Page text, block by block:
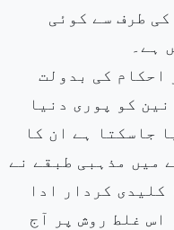
طرف سے کوئی
ہے۔
احکام کی بدولت
کو پوری دنیا
جاسکتا ہے ان کا
میں مذہبی طبقے نے
کلیدی کردار ادا
اس غلط روش پر آج